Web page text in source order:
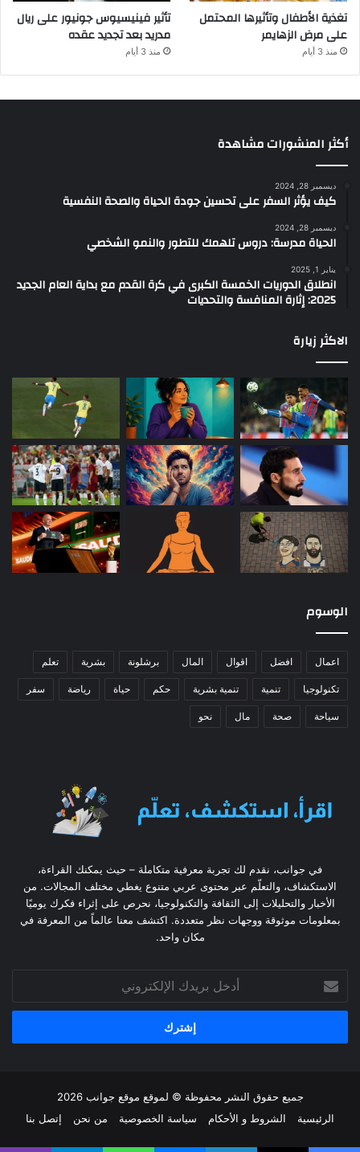
تغذية الأطفال وتأثيرها المحتمل
على مرض الزهايمر
منذ 3 أيام
تأثير فينيسيوس جونيور على ريال
مدريد بعد تجديد عقده
منذ 3 أيام
أكثر المنشورات مشاهدة
ديسمبر 28, 2024
كيف يؤثر السفر على تحسين جودة الحياة والصحة النفسية
ديسمبر 28, 2024
الحياة مدرسة: دروس تلهمك للتطور والنمو الشخصي
يناير 1, 2025
انطلاق الدوريات الخمسة الكبرى في كرة القدم مع بداية العام الجديد
2025: إثارة المنافسة والتحديات
الاكثر زيارة
الوسوم
اعمال افضل اقوال المال برشلونة بشرية تعلم
تكنولوجيا تنمية تنمية بشرية حكم حياة رياضة سفر
سياحة صحة مال نحو
في جوانب، نقدم لك تجربة معرفية متكاملة – حيث يمكنك القراءة،
الاستكشاف، والتعلّم عبر محتوى عربي متنوع يغطي مختلف المجالات. من
الأخبار والتحليلات إلى الثقافة والتكنولوجيا، نحرص على إثراء فكرك يوميًا
بمعلومات موثوقة ووجهات نظر متعددة. اكتشف معنا عالماً من المعرفة في
مكان واحد.
بريدك
الإلكتروني
جميع حقوق النشر محفوظة © لموقع موقع جوانب 2026
الرئيسية
الشروط و الأحكام سياسة الخصوصية من نحن إتصل بنا